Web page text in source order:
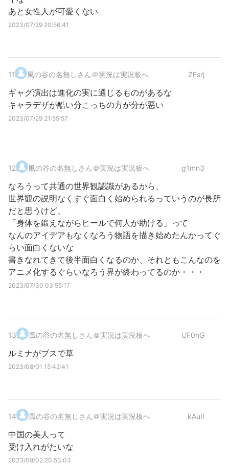
あと女性人が可愛くない
2023/07/29 20:56:41
11. 風の谷の名無しさん＠実況は実況板へ ZFsrj
ギャグ演出は進化の実に通じるものがあるな
キャラデザが酷い分こっちの方が分が悪い
2023/07/29 21:55:57
12. 風の谷の名無しさん＠実況は実況板へ g1mn3
なろうって共通の世界観認識があるから、
世界観の説明なくすぐ面白く始められるっていうのが長所
だと思うけど、
「身体を鍛えながらヒールで何人か助ける」って
なんのアイデアもなくなろう物語を描き始めたんかってぐ
らい面白くないな
書きなれてきて後半面白くなるのか、それともこんなのを
アニメ化するぐらいなろう界が終わってるのか・・・
2023/07/30 03:55:17
13. 風の谷の名無しさん＠実況は実況板へ UF0nG
ルミナがブスで草
2023/08/01 15:42:41
14. 風の谷の名無しさん＠実況は実況板へ kAuII
中国の美人って
受け入れがたいな
2023/08/02 20:53:03